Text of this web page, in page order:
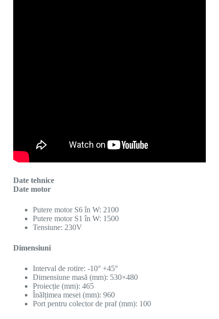
Date tehnice
Date motor
Putere motor S6 în W: 2100
Putere motor S1 în W: 1500
Tensiune: 230V
Dimensiuni
Interval de rotire: -10° +45°
Dimensiune masă (mm): 530×480
Proiecție (mm): 465
Înălțimea mesei (mm): 960
Port pentru colector de praf (mm): 100